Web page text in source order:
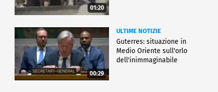
01:20
00:29
ULTIME NOTIZIE
Guterres: situazione in
Medio Oriente sull'orlo
dell'inimmaginabile